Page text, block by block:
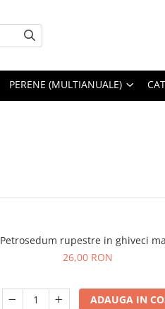
PERENE (MULTIANUALE)
Petrosedum rupestre in ghiveci
26,00 RON
ADAUGA IN